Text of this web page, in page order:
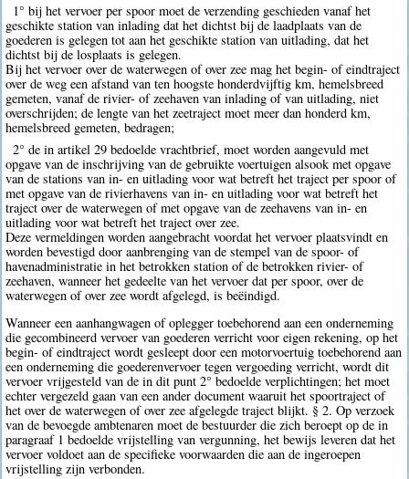
1° bij het vervoer per spoor moet de verzending geschieden vanaf het
geschikte station van inlading dat het dichtst bij de laadplaats van de
goederen is gelegen tot aan het geschikte station van uitlading, dat het
dichtst bij de losplaats is gelegen.
Bij het vervoer over de waterwegen of over zee mag het begin- of eindtraject
over de weg een afstand van ten hoogste honderdvijftig km, hemelsbreed
gemeten, vanaf de rivier- of zeehaven van inlading of van uitlading, niet
overschrijden; de lengte van het zeetraject moet meer dan honderd km,
hemelsbreed gemeten, bedragen;
2° de in artikel 29 bedoelde vrachtbrief, moet worden aangevuld met
opgave van de inschrijving van de gebruikte voertuigen alsook met opgave
van de stations van in- en uitlading voor wat betreft het traject per spoor of
met opgave van de rivierhavens van in- en uitlading voor wat betreft het
traject over de waterwegen of met opgave van de zeehavens van in- en
uitlading voor wat betreft het traject over zee.
Deze vermeldingen worden aangebracht voordat het vervoer plaatsvindt en
worden bevestigd door aanbrenging van de stempel van de spoor- of
havenadministratie in het betrokken station of de betrokken rivier- of
zeehaven, wanneer het gedeelte van het vervoer dat per spoor, over de
waterwegen of over zee wordt afgelegd, is beëindigd.
Wanneer een aanhangwagen of oplegger toebehorend aan een onderneming
die gecombineerd vervoer van goederen verricht voor eigen rekening, op het
begin- of eindtraject wordt gesleept door een motorvoertuig toebehorend aan
een onderneming die goederenvervoer tegen vergoeding verricht, wordt dit
vervoer vrijgesteld van de in dit punt 2° bedoelde verplichtingen; het moet
echter vergezeld gaan van een ander document waaruit het spoortraject of
het over de waterwegen of over zee afgelegde traject blijkt. § 2. Op verzoek
van de bevoegde ambtenaren moet de bestuurder die zich beroept op de in
paragraaf 1 bedoelde vrijstelling van vergunning, het bewijs leveren dat het
vervoer voldoet aan de specifieke voorwaarden die aan de ingeroepen
vrijstelling zijn verbonden.